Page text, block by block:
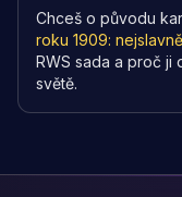
Chceš o původu
roku 1909:
RWS sada a proč ji
světě.